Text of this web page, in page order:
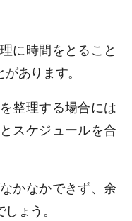
に時間をとること
あります。
整理する場合には
スケジュールを合
かなかできず、余
ょう。